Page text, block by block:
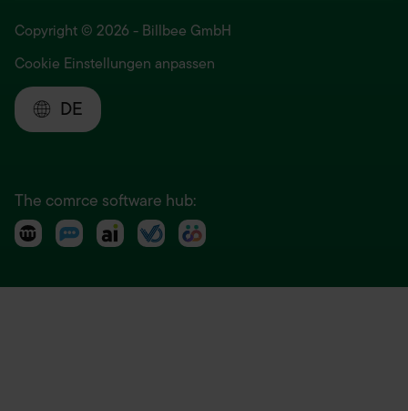
Copyright © 2026 - Billbee GmbH
Cookie Einstellungen anpassen
DE
The comrce software hub: